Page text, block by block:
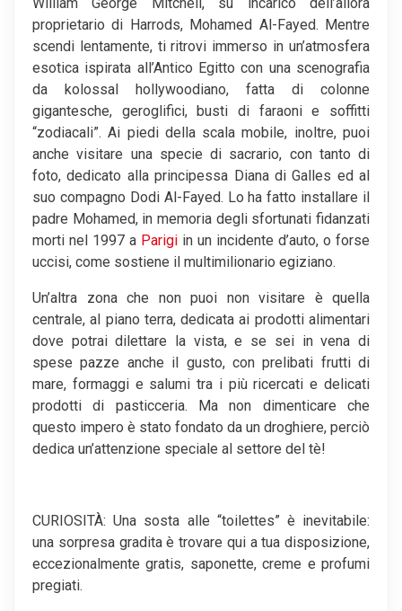
proprietario di Harrods, Mohamed Al-Fayed. Mentre
scendi lentamente, ti ritrovi immerso in un’atmosfera
esotica ispirata all’Antico Egitto con una scenografia
da kolossal hollywoodiano, fatta di colonne
gigantesche, geroglifici, busti di faraoni e soffitti
“zodiacali”. Ai piedi della scala mobile, inoltre, puoi
anche visitare una specie di sacrario, con tanto di
foto, dedicato alla principessa Diana di Galles ed al
suo compagno Dodi Al-Fayed. Lo ha fatto installare il
padre Mohamed, in memoria degli sfortunati fidanzati
morti nel 1997 a Parigi in un incidente d’auto, o forse
uccisi, come sostiene il multimilionario egiziano.
Un’altra zona che non puoi non visitare è quella
centrale, al piano terra, dedicata ai prodotti alimentari
dove potrai dilettare la vista, e se sei in vena di
spese pazze anche il gusto, con prelibati frutti di
mare, formaggi e salumi tra i più ricercati e delicati
prodotti di pasticceria. Ma non dimenticare che
questo impero è stato fondato da un droghiere, perciò
dedica un’attenzione speciale al settore del tè!
CURIOSITÀ: Una sosta alle “toilettes” è inevitabile:
una sorpresa gradita è trovare qui a tua disposizione,
eccezionalmente gratis, saponette, creme e profumi
pregiati.